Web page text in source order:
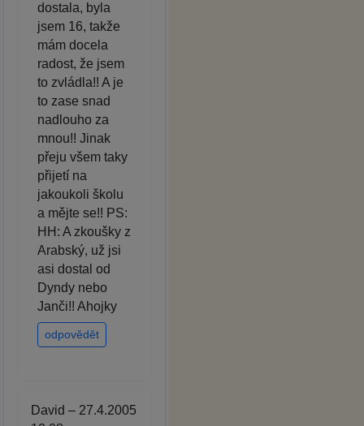
dostala, byla
jsem 16, takže
mám docela
radost, že jsem
to zvládla!! A je
to zase snad
nadlouho za
mnou!! Jinak
přeju všem taky
přijetí na
jakoukoli školu
a mějte se!! PS:
HH: A zkoušky z
Arabský, už jsi
asi dostal od
Dyndy nebo
Janči!! Ahojky
odpovědět
David – 27.4.2005